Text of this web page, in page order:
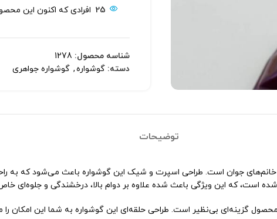
25 افرادی که اکنون این
شناسه محصول: 1278
دسته: گوشواره, گوشواره جواهری
توضیحات
انتخاب‌ها برای خانم‌های جوان است. طراحی اسپرت و شیک این گوشواره باعث
است، که این ویژگی باعث شده علاوه بر دوام بالا، درخشندگی و جلوه‌ای
گزینه‌ای بی‌نظیر است. طراحی حلقه‌ای این گوشواره به شما این امکان